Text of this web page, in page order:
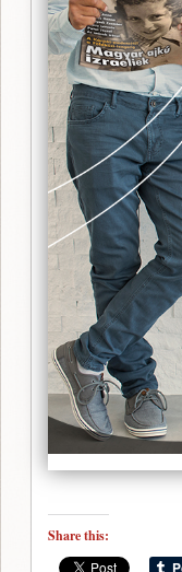
Share this: